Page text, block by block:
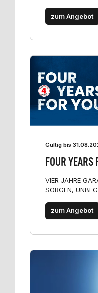
zum Angebot
Gültig bis
FOUR YEARS
VIER JAHRE
SORGEN,
zum Angebot